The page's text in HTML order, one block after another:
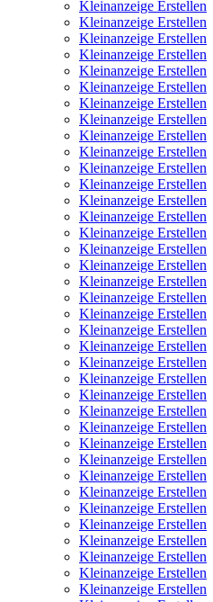
Kleinanzeige Erstellen
Kleinanzeige Erstellen
Kleinanzeige Erstellen
Kleinanzeige Erstellen
Kleinanzeige Erstellen
Kleinanzeige Erstellen
Kleinanzeige Erstellen
Kleinanzeige Erstellen
Kleinanzeige Erstellen
Kleinanzeige Erstellen
Kleinanzeige Erstellen
Kleinanzeige Erstellen
Kleinanzeige Erstellen
Kleinanzeige Erstellen
Kleinanzeige Erstellen
Kleinanzeige Erstellen
Kleinanzeige Erstellen
Kleinanzeige Erstellen
Kleinanzeige Erstellen
Kleinanzeige Erstellen
Kleinanzeige Erstellen
Kleinanzeige Erstellen
Kleinanzeige Erstellen
Kleinanzeige Erstellen
Kleinanzeige Erstellen
Kleinanzeige Erstellen
Kleinanzeige Erstellen
Kleinanzeige Erstellen
Kleinanzeige Erstellen
Kleinanzeige Erstellen
Kleinanzeige Erstellen
Kleinanzeige Erstellen
Kleinanzeige Erstellen
Kleinanzeige Erstellen
Kleinanzeige Erstellen
Kleinanzeige Erstellen
Kleinanzeige Erstellen